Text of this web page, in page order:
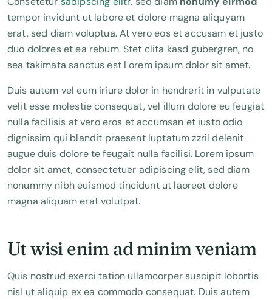
tempor invidunt ut labore et dolore magna aliquyam
erat, sed diam voluptua. At vero eos et accusam et justo
duo dolores et ea rebum. Stet clita kasd gubergren, no
sea takimata sanctus est Lorem ipsum dolor sit amet.
Duis autem vel eum iriure dolor in hendrerit in vulputate
velit esse molestie consequat, vel illum dolore eu feugiat
nulla facilisis at vero eros et accumsan et iusto odio
dignissim qui blandit praesent luptatum zzril delenit
augue duis dolore te feugait nulla facilisi. Lorem ipsum
dolor sit amet, consectetuer adipiscing elit, sed diam
nonummy nibh euismod tincidunt ut laoreet dolore
magna aliquam erat volutpat.
Ut wisi enim ad minim veniam
Quis nostrud exerci tation ullamcorper suscipit lobortis
nisl ut aliquip ex ea commodo consequat. Duis autem